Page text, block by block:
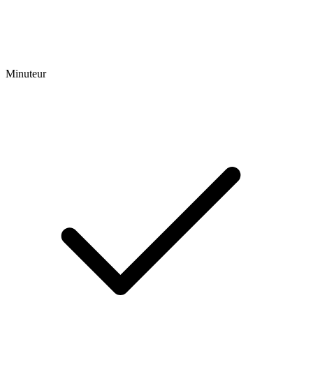
Minuteur